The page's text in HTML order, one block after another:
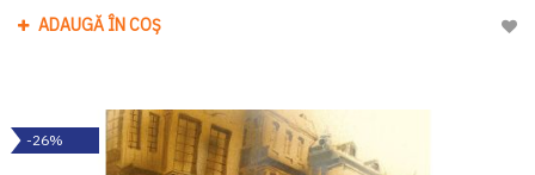
ADAUGĂ ÎN COȘ
-26%